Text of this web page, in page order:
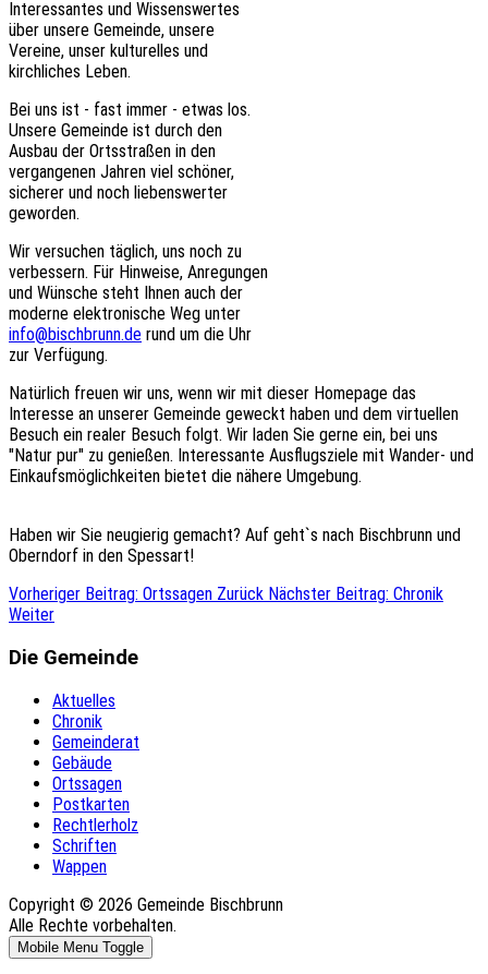
Interessantes und Wissenswertes
über unsere Gemeinde, unsere
Vereine, unser kulturelles und
kirchliches Leben.
Bei uns ist - fast immer - etwas los.
Unsere Gemeinde ist durch den
Ausbau der Ortsstraßen in den
vergangenen Jahren viel schöner,
sicherer und noch liebenswerter
geworden.
Wir versuchen täglich, uns noch zu
verbessern. Für Hinweise, Anregungen
und Wünsche steht Ihnen auch der
moderne elektronische Weg unter
info@bischbrunn.de rund um die Uhr
zur Verfügung.
Natürlich freuen wir uns, wenn wir mit dieser Homepage das
Interesse an unserer Gemeinde geweckt haben und dem virtuellen
Besuch ein realer Besuch folgt. Wir laden Sie gerne ein, bei uns
"Natur pur" zu genießen. Interessante Ausflugsziele mit Wander- und
Einkaufsmöglichkeiten bietet die nähere Umgebung.
Haben wir Sie neugierig gemacht? Auf geht`s nach Bischbrunn und
Oberndorf in den Spessart!
Vorheriger Beitrag: Ortssagen Zurück Nächster Beitrag: Chronik
Weiter
Die Gemeinde
Aktuelles
Chronik
Gemeinderat
Gebäude
Ortssagen
Postkarten
Rechtlerholz
Schriften
Wappen
Copyright © 2026 Gemeinde Bischbrunn
Alle Rechte vorbehalten.
Mobile Menu Toggle